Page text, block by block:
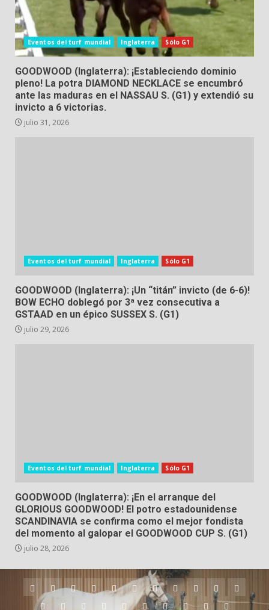
Eventos del turf mundial Inglaterra Sólo G1
GOODWOOD (Inglaterra): ¡Estableciendo dominio
pleno! La potra DIAMOND NECKLACE se encumbró
ante las maduras en el NASSAU S. (G1) y extendió su
invicto a 6 victorias.
julio 31, 2026
Eventos del turf mundial Inglaterra Sólo G1
GOODWOOD (Inglaterra): ¡Un “titán” invicto (de 6-6)!
BOW ECHO doblegó por 3ª vez consecutiva a
GSTAAD en un épico SUSSEX S. (G1)
julio 29, 2026
Eventos del turf mundial Inglaterra Sólo G1
GOODWOOD (Inglaterra): ¡En el arranque del
GLORIOUS GOODWOOD! El potro estadounidense
SCANDINAVIA se confirma como el mejor fondista
del momento al galopar el GOODWOOD CUP S. (G1)
julio 28, 2026
Argentina
AustraliaBrasilChileDubaiEstados
Unidos
Hong
Kong
Inglaterra
IrlandaJapónNueva
Zelanda
PanamáPerú PuertoQatarSingapurSuráfrica
UruguayVenezuelaHipódromos